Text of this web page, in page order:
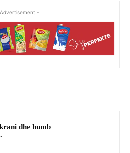
-
dhe humb